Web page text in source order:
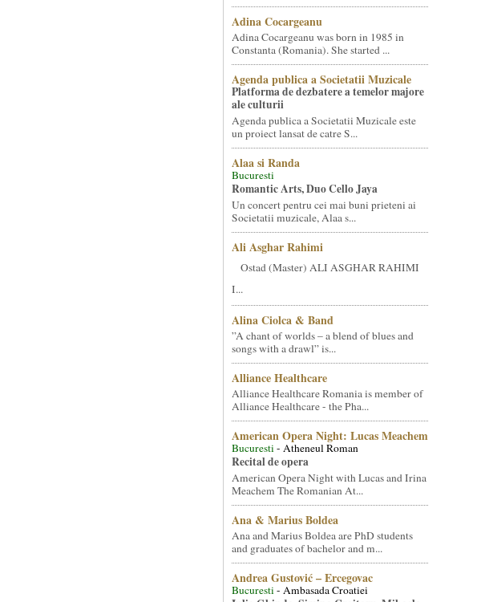
Adina Cocargeanu
Adina Cocargeanu was born in 1985 in
Constanta (Romania). She started ...
Agenda publica a Societatii Muzicale
Platforma de dezbatere a temelor majore
ale culturii
Agenda publica a Societatii Muzicale este
un proiect lansat de catre S...
Alaa si Randa
Bucuresti
Romantic Arts, Duo Cello Jaya
Un concert pentru cei mai buni prieteni ai
Societatii muzicale, Alaa s...
Ali Asghar Rahimi
Ostad (Master) ALI ASGHAR RAHIMI
I...
Alina Ciolca & Band
”A chant of worlds – a blend of blues and
songs with a drawl” is...
Alliance Healthcare
Alliance Healthcare Romania is member of
Alliance Healthcare - the Pha...
American Opera Night: Lucas Meachem
Bucuresti- Atheneul Roman
Recital de opera
American Opera Night with Lucas and Irina
Meachem The Romanian At...
Ana & Marius Boldea
Ana and Marius Boldea are PhD students
and graduates of bachelor and m...
Andrea Gustović – Ercegovac
Bucuresti- Ambasada Croatiei